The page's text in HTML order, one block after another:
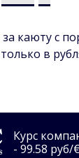
за каюту с
в
Курс
- 99.58 руб/